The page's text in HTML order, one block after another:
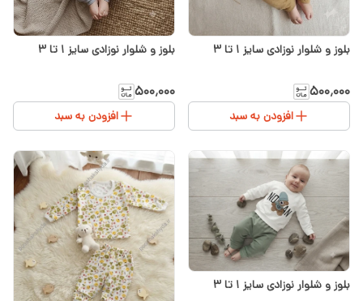
بلوز و شلوار نوزادی سایز ۱ تا ۳
۵۰۰٬۰۰۰
افزودن به سبد
بلوز و شلوار نوزادی سایز ۱ تا ۳
۵۰۰٬۰۰۰
افزودن به سبد
بلوز و شلوار نوزادی سایز ۱ تا ۳